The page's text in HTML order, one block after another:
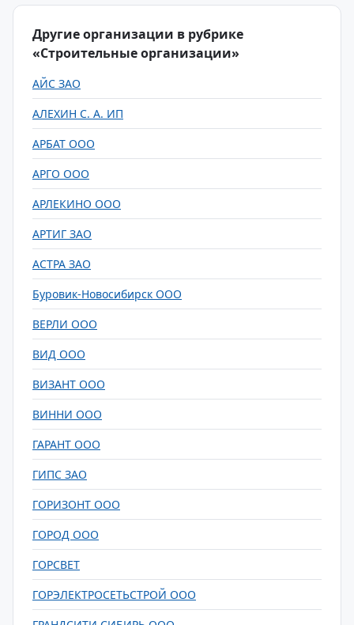
Другие организации в рубрике
«Строительные организации»
АЙС ЗАО
АЛЕХИН С. А. ИП
АРБАТ ООО
АРГО ООО
АРЛЕКИНО ООО
АРТИГ ЗАО
АСТРА ЗАО
Буровик-Новосибирск ООО
ВЕРЛИ ООО
ВИД ООО
ВИЗАНТ ООО
ВИННИ ООО
ГАРАНТ ООО
ГИПС ЗАО
ГОРИЗОНТ ООО
ГОРОД ООО
ГОРСВЕТ
ГОРЭЛЕКТРОСЕТЬСТРОЙ ООО